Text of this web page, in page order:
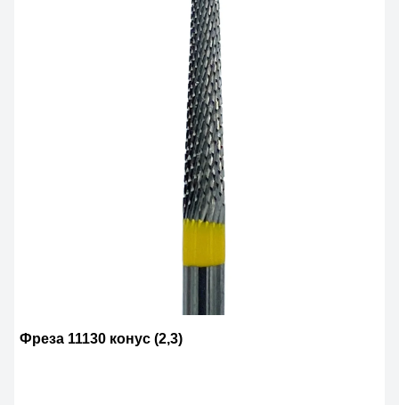
Фреза 11130 конус (2,3)